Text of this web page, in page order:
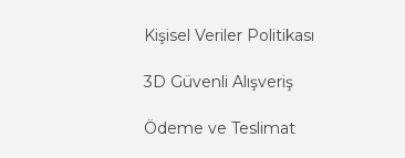
Kişisel Veriler Politikası
3D Güvenli Alışveriş
Ödeme ve Teslimat